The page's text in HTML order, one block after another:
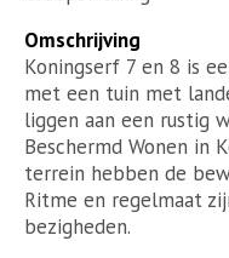
Omschrijving
Koningserf 7 en 8 is
met een tuin met
liggen aan een rustig
Beschermd Wonen in
terrein hebben de
Ritme en regelmaat
bezigheden.